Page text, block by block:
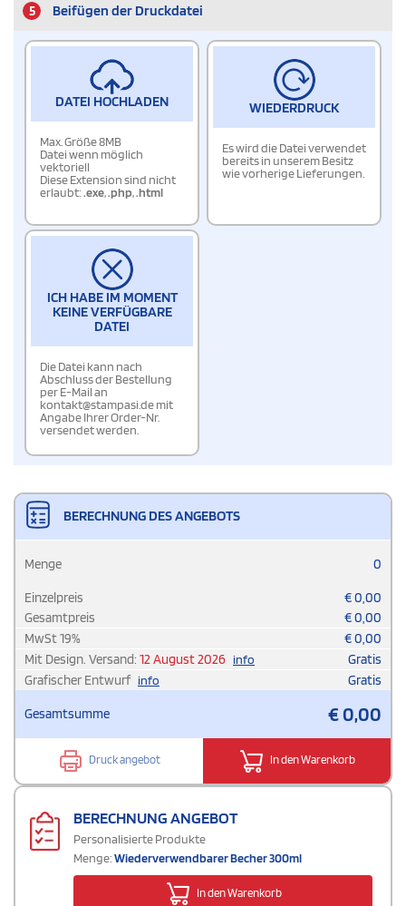
5 Beifügen der Druckdatei
DATEI HOCHLADEN
Max. Größe 8MB
Datei wenn möglich
vektoriell
Diese Extension sind nicht
erlaubt:.exe,.php,.html
WIEDERDRUCK
Es wird die Datei verwendet
bereits in unserem Besitz
wie vorherige Lieferungen.
ICH HABE IM MOMENT
KEINE VERFÜGBARE
DATEI
Die Datei kann nach
Abschluss der Bestellung
per E-Mail an
kontakt@stampasi.de mit
Angabe Ihrer Order-Nr.
versendet werden.
BERECHNUNG DES ANGEBOTS
Menge 0
Einzelpreis €0,00
Gesamtpreis
€0,00
MwSt19% €0,00
Mit Design. Versand: 12 August 2026 info
Gratis
Grafischer Entwurf info Gratis
Gesamtsumme €0,00
Druck angebot In den Warenkorb
BERECHNUNG ANGEBOT
Personalisierte Produkte
Menge:Wiederverwendbarer Becher 300ml
In den Warenkorb